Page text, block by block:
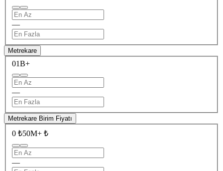
—
Metrekare
01B+
—
Metrekare Birim Fiyatı
0 ₺50M+ ₺
—